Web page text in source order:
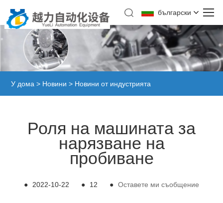
български
У дома > Новини > Новини от индустрията
Роля на машината за
нарязване на
пробиване
● 2022-10-22 ● 12 ● Оставете ми съобщение